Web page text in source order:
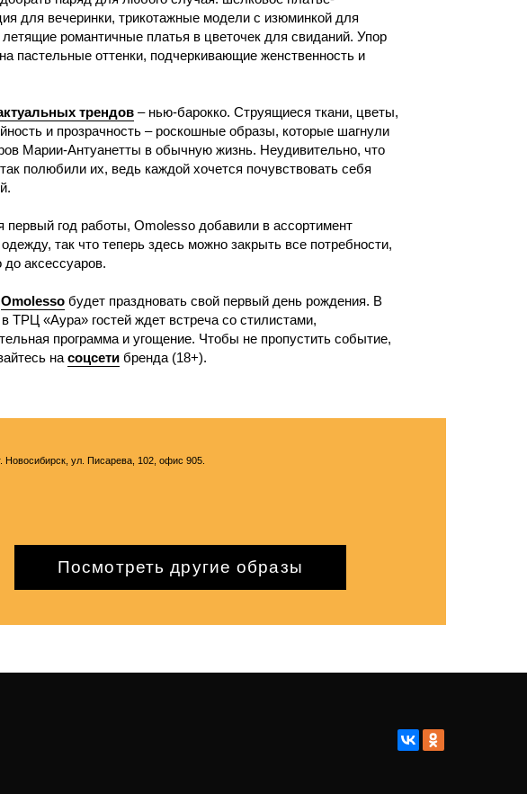
Omolesso добавили в ассортимент
теперь здесь можно закрыть все потребности,
праздновать свой первый день рождения. В
гостей ждет встреча со стилистами,
и угощение. Чтобы не пропустить событие,
бренда (18+).
другие образы
102, офис 905.